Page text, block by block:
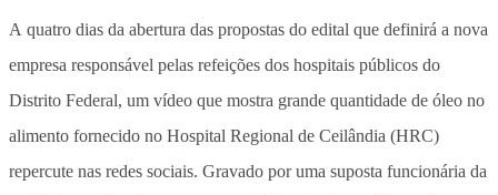
A quatro dias da abertura das propostas do edital que definirá a nova
empresa responsável pelas refeições dos hospitais públicos do
Distrito Federal, um vídeo que mostra grande quantidade de óleo no
alimento fornecido no Hospital Regional de Ceilândia (HRC)
repercute nas redes sociais. Gravado por uma suposta funcionária da